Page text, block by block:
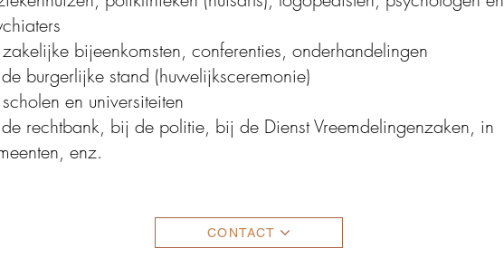
bijeenkomsten, conferenties, onderhandelingen
burgerlijke stand (huwelijksceremonie)
en universiteiten
rechtbank, bij de politie, bij de Dienst Vreemdelingenzaken, in
enz.
CONTACT